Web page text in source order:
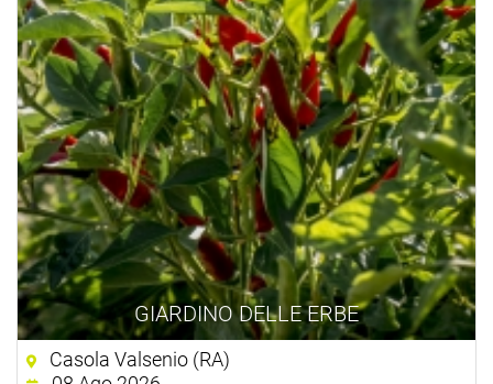
GIARDINO DELLE ERBE
Casola Valsenio (RA)